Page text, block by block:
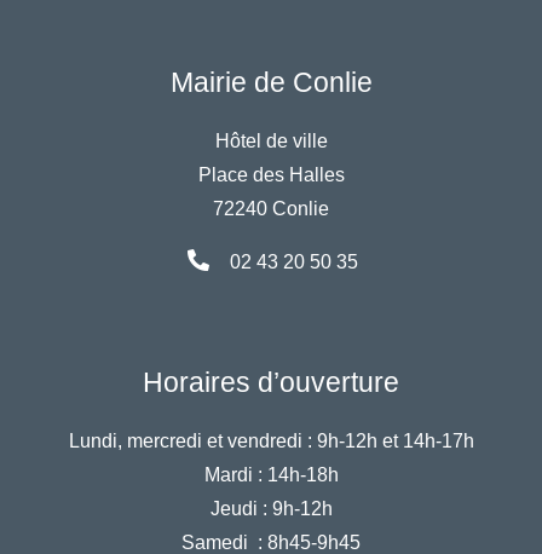
Mairie de Conlie
Hôtel de ville
Place des Halles
72240 Conlie
02 43 20 50 35
Horaires d’ouverture
Lundi, mercredi et vendredi : 9h-12h et 14h-17h
Mardi : 14h-18h
Jeudi : 9h-12h
Samedi : 8h45-9h45